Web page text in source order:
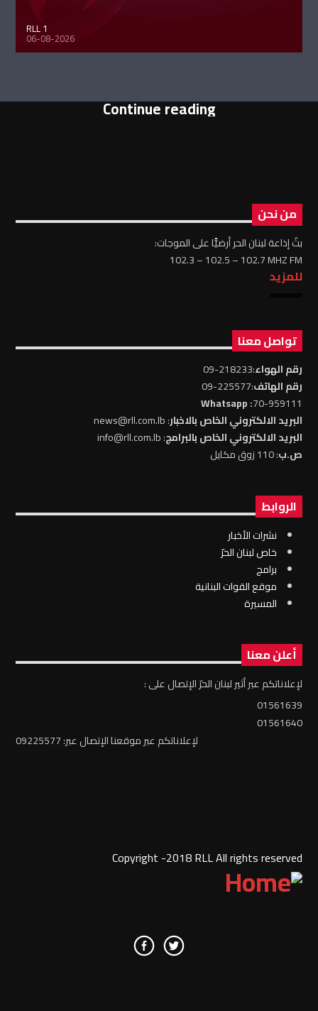
RLL 1
06-08-2026
Continue reading
من نحن
بثّ إذاعة لبنان الحر أرضيًّا على الموجات:
102.3 – 102.5 – 102.7 MHZ FM
للمزيد
تواصل معنا
رقم الهواء:218233-09
رقم الهاتف:225577-09
70-959111
: Whatsapp
البريد الالكتروني الخاص بالاخبار: news@rll.com.lb
البريد الالكتروني الخاص بالبرامج: info@rll.com.lb
ص.ب: 110 زوق مكايل
الروابط
نشرات الأخبار
خاص لبنان الحرّ
برامج
موقع القوات البنانية
المسيرة
أعلن معنا
لإعلاناتكم عبر أثير لبنان الحرّ الإتصال على :
01561639
01561640
لإعلاناتكم عبر موقعنا الإتصال عبر: 09225577
Copyright -2018 RLL All rights reserved